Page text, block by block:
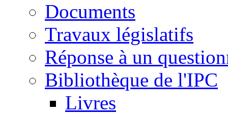
Documents
Travaux législatifs
Réponse à un
Bibliothèque de l'IPC
Livres